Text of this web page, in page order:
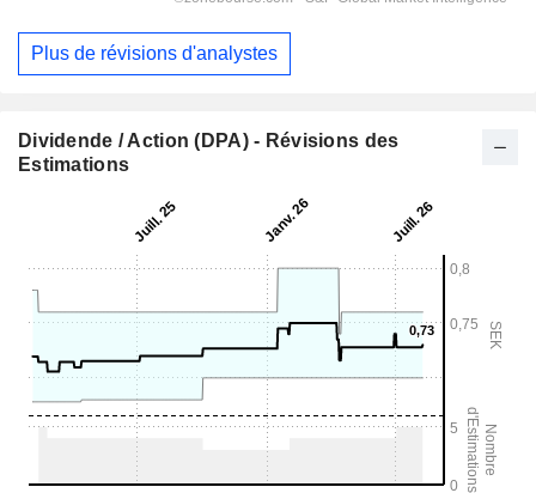
Plus de révisions d'analystes
Dividende / Action (DPA) - Révisions des
Estimations